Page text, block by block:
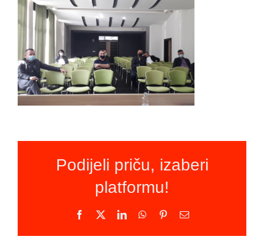
Podijeli priču, izaberi
platformu!
Facebook LinkedInWhatsApp
PinterestEmail